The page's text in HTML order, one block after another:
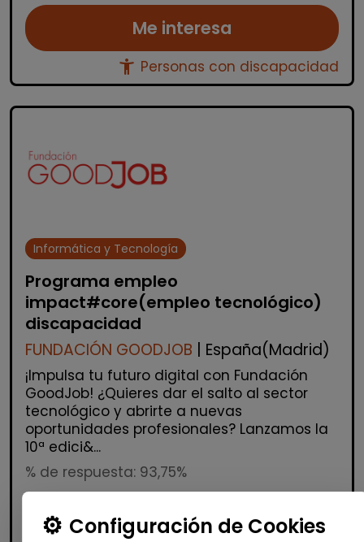
Me interesa
accessibility_new Personas con discapacidad
Informática y Tecnología
Programa empleo
impact#core(empleo tecnológico)
discapacidad
FUNDACIÓN GOODJOB | España(Madrid)
¡Impulsa tu futuro digital con Fundación
GoodJob! ¿Quieres dar el salto al sector
tecnológico y abrirte a nuevas
oportunidades profesionales? Lanzamos la
10ª edici&...
% de respuesta: 93,75%
Me interesa
Configuración de Cookies